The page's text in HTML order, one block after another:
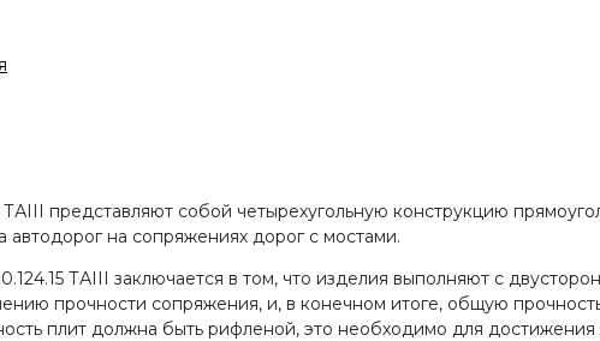
представляют собой четырехугольную конструкцию
на сопряжениях дорог с мостами.
ТАIII заключается в том, что изделия выполняют с
прочности сопряжения, и, в конечном итоге, общую
плит должна быть рифленой, это необходимо для